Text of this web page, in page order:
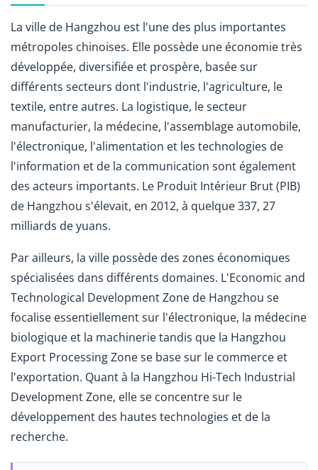
La ville de Hangzhou est l'une des plus importantes
métropoles chinoises. Elle possède une économie très
développée, diversifiée et prospère, basée sur
différents secteurs dont l'industrie, l'agriculture, le
textile, entre autres. La logistique, le secteur
manufacturier, la médecine, l'assemblage automobile,
l'électronique, l'alimentation et les technologies de
l'information et de la communication sont également
des acteurs importants. Le Produit Intérieur Brut (PIB)
de Hangzhou s'élevait, en 2012, à quelque 337, 27
milliards de yuans.
Par ailleurs, la ville possède des zones économiques
spécialisées dans différents domaines. L'Economic and
Technological Development Zone de Hangzhou se
focalise essentiellement sur l'électronique, la médecine
biologique et la machinerie tandis que la Hangzhou
Export Processing Zone se base sur le commerce et
l'exportation. Quant à la Hangzhou Hi-Tech Industrial
Development Zone, elle se concentre sur le
développement des hautes technologies et de la
recherche.